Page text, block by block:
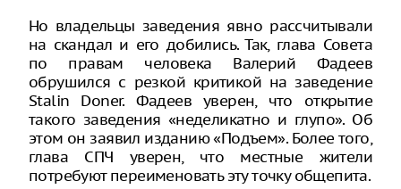
Но владельцы заведения явно рассчитывали
на скандал и его добились. Так, глава Совета
по правам человека Валерий Фадеев
обрушился с резкой критикой на заведение
Stalin Doner. Фадеев уверен, что открытие
такого заведения «неделикатно и глупо». Об
этом он заявил изданию «Подъем». Более того,
глава СПЧ уверен, что местные жители
потребуют переименовать эту точку общепита.